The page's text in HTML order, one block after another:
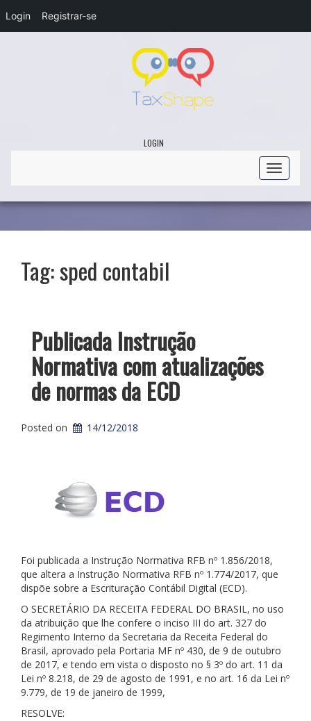
LOGIN
Toggle
Tag:sped contabil
Publicada Instrução
Normativa com atualizações
de normas da ECD
Posted on 14/12/2018
Foi publicada a Instrução Normativa RFB nº 1.856/2018,
que altera a Instrução Normativa RFB nº 1.774/2017, que
dispõe sobre a Escrituração Contábil Digital (ECD).
O SECRETÁRIO DA RECEITA FEDERAL DO BRASIL, no uso
da atribuição que lhe confere o inciso III do art. 327 do
Regimento Interno da Secretaria da Receita Federal do
Brasil, aprovado pela Portaria MF nº 430, de 9 de outubro
de 2017, e tendo em vista o disposto no § 3º do art. 11 da
Lei nº 8.218, de 29 de agosto de 1991, e no art. 16 da Lei nº
9.779, de 19 de janeiro de 1999,
RESOLVE:
Login Registrar-se